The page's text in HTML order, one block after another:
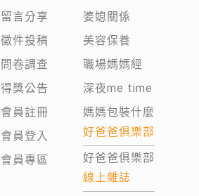
留言分享
徵件投稿
問卷調查
得獎公告
會員註冊
會員登入
會員專區
婆媳關係
美容保養
職場媽媽經
深夜me time
媽媽包裝什麼
好爸爸俱樂部
好爸爸俱樂部
線上雜誌